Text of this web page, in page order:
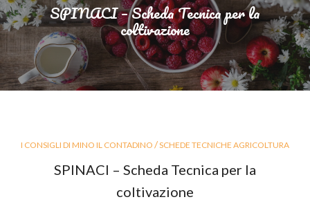
SPINACI – Scheda Tecnica per la
coltivazione
I CONSIGLI DI MINO IL CONTADINO /SCHEDE TECNICHE AGRICOLTURA
SPINACI – Scheda Tecnica per la
coltivazione